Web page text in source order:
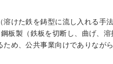
けた鉄を鋳型に流し入れる手
板製（鉄板を切断し、曲げ、溶
め、公共事業向けでありなが